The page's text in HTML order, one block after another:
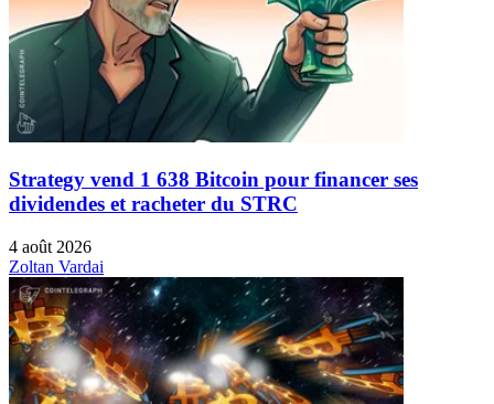
Strategy vend 1 638 Bitcoin pour financer ses
dividendes et racheter du STRC
4 août 2026
Zoltan Vardai